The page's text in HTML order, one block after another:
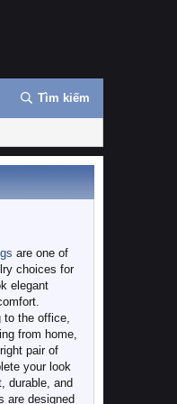
Tìm kiếm
are one of
choices for
elegant
to the office,
from home,
pair of
your look
durable, and
are designed